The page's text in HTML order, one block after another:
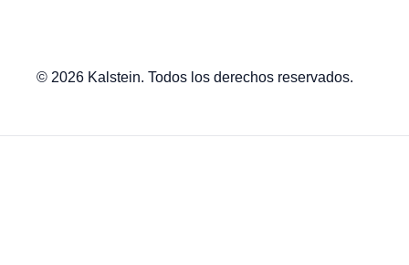
© 2026 Kalstein. Todos los derechos reservados.